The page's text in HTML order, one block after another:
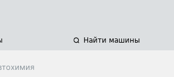
Найти машины